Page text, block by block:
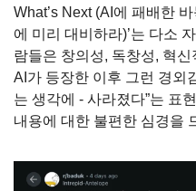
What’s Next (AI에 패배한
에 미리 대비하라)’는 다소
람들은 창의성, 독창성, 혁
AI가 등장한 이후 그런 경외
는 생각에 - 사라졌다”는 표
내용에 대한 불편한 심경을